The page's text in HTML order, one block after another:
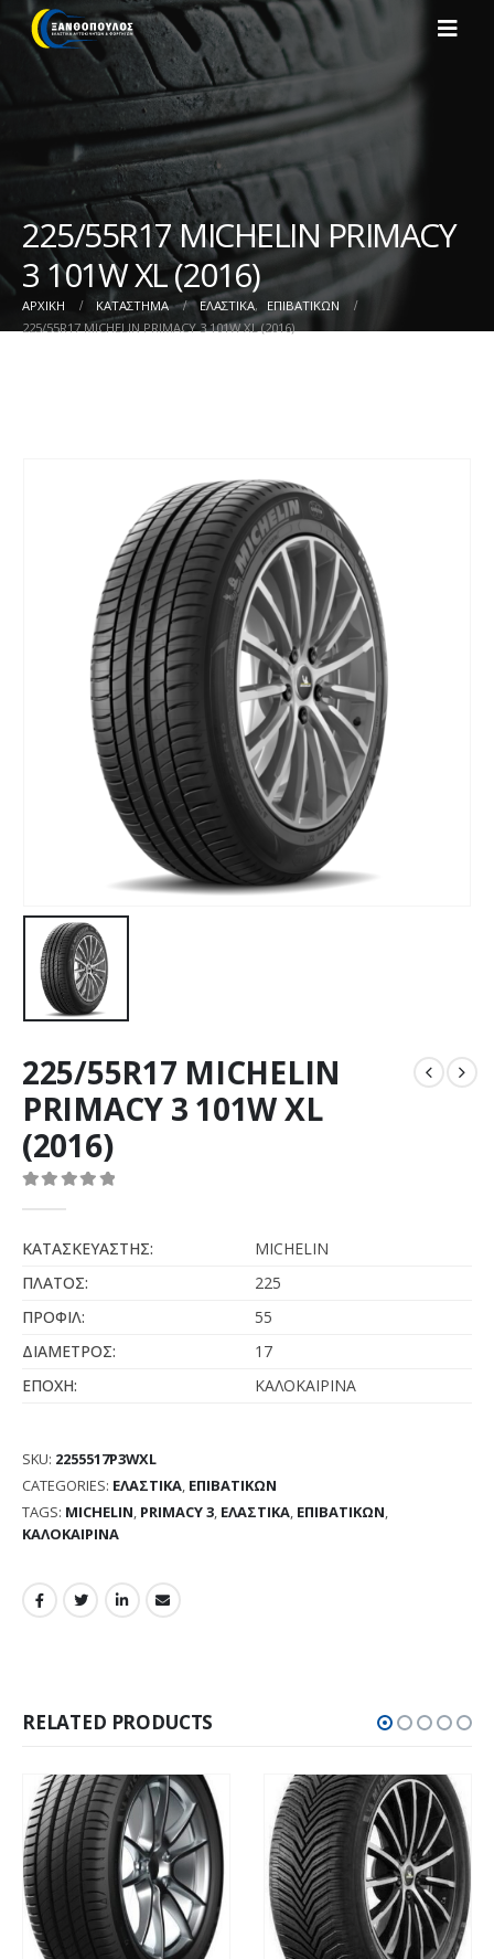
225/55R17 MICHELIN PRIMACY
3 101W XL (2016)
ΑΡΧΙΚΉ ΚΑΤΆΣΤΗΜΑ ΕΛΑΣΤΙΚΑ,
ΕΠΙΒΑΤΙΚΩΝ
225/55R17 MICHELIN PRIMACY 3 101W XL (2016)
225/55R17 MICHELIN
PRIMACY 3 101W XL
(2016)
ΚΑΤΑΣΚΕΥΑΣΤΗΣ:
MICHELIN
ΠΛΑΤΟΣ:
225
ΠΡΟΦΙΛ:
55
ΔΙΑΜΕΤΡΟΣ:
17
ΕΠΟΧΗ:
ΚΑΛΟΚΑΙΡΙΝΑ
SKU: 2255517P3WXL
CATEGORIES: ΕΛΑΣΤΙΚΑ, ΕΠΙΒΑΤΙΚΩΝ
TAGS: MICHELIN, PRIMACY 3, ΕΛΑΣΤΙΚΑ, ΕΠΙΒΑΤΙΚΩΝ,
ΚΑΛΟΚΑΙΡΙΝΑ
RELATED PRODUCTS